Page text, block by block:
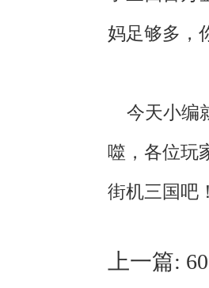
妈足够多，
今天小编
噬，各位玩
街机三国吧
上一篇: